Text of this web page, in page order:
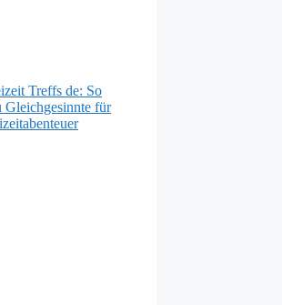
Treffs de: So
Gleichgesinnte für